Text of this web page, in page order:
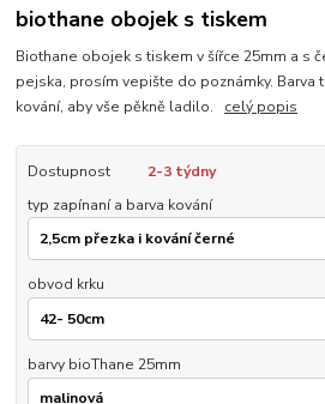
biothane obojek s tiskem
Biothane obojek s tiskem v šířce 25mm a s
pejska, prosím vepište do poznámky. Barva
kování, aby vše pěkně ladilo. celý popis
Dostupnost
2-3 týdny
typ zapínaní a barva kování
obvod krku
barvy bioThane 25mm